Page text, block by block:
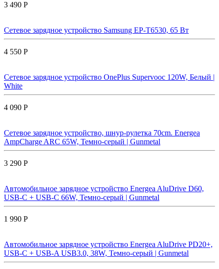
3 490 Р
Сетевое зарядное устройство Samsung EP-T6530, 65 Вт
4 550 Р
Сетевое зарядное устройство OnePlus Supervooc 120W, Белый |
White
4 090 Р
Сетевое зарядное устройство, шнур-рулетка 70cm. Energea
AmpCharge ARC 65W, Темно-серый | Gunmetal
3 290 Р
Автомобильное зарядное устройство Energea AluDrive D60,
USB-C + USB-С 66W, Темно-серый | Gunmetal
1 990 Р
Автомобильное зарядное устройство Energea AluDrive PD20+,
USB-C + USB-A USB3.0, 38W, Темно-серый | Gunmetal